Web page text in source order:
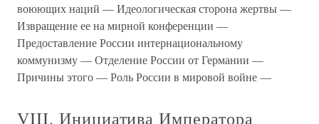
воюющих наций — Идеологическая сторона жертвы —
Извращение ее на мирной конференции —
Предоставление России интернациональному
коммунизму — Отделение России от Германии —
Причины этого — Роль России в мировой войне —
VIII. Инициатива Императора